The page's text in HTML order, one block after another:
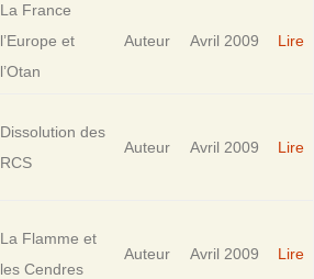
La France
l’Europe et
l’Otan
Auteur Avril 2009 Lire
Dissolution des
RCS
Auteur Avril 2009 Lire
La Flamme et
les Cendres
Auteur Avril 2009 Lire